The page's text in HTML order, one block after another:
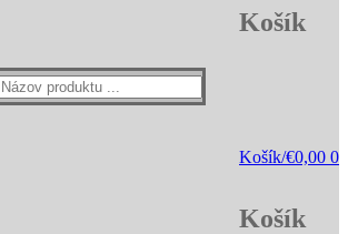
Košík
Hľadať:
Košík/€0,00 0
Košík